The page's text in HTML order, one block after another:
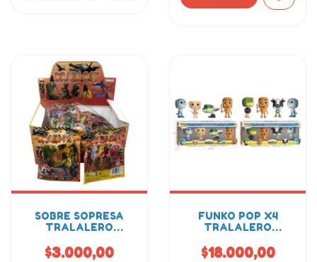
SOBRE SOPRESA
TRALALERO
ROT
$3.000,00
FUNKO POP X4
TRALALERO
$18.000,00